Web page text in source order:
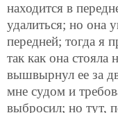
находится в
удалиться; но она
передней; тогда я
так как она стояла
вышвырнул ее за
мне судом и
выбросил; но тут,